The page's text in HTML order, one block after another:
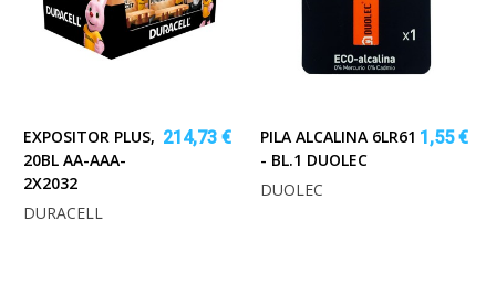
EXPOSITOR PLUS,
20BL AA-AAA-
2X2032
214,73 €
DURACELL
PILA ALCALINA 6LR61
- BL.1 DUOLEC
1,55 €
DUOLEC